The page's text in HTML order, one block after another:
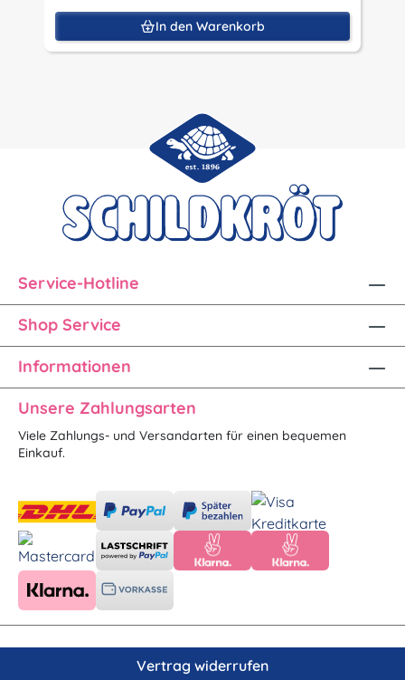
In den Warenkorb
Service-Hotline
Shop Service
Informationen
Unsere Zahlungsarten
Viele Zahlungs- und Versandarten für einen bequemen
Einkauf.
Vertrag widerrufen